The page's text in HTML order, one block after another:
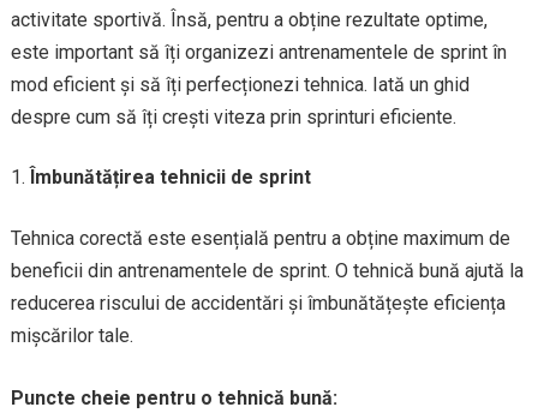
activitate sportivă. Însă, pentru a obține rezultate optime,
este important să îți organizezi antrenamentele de sprint în
mod eficient și să îți perfecționezi tehnica. Iată un ghid
despre cum să îți crești viteza prin sprinturi eficiente.
Îmbunătățirea tehnicii de sprint
Tehnica corectă este esențială pentru a obține maximum de
beneficii din antrenamentele de sprint. O tehnică bună ajută la
reducerea riscului de accidentări și îmbunătățește eficiența
mișcărilor tale.
Puncte cheie pentru o tehnică bună: